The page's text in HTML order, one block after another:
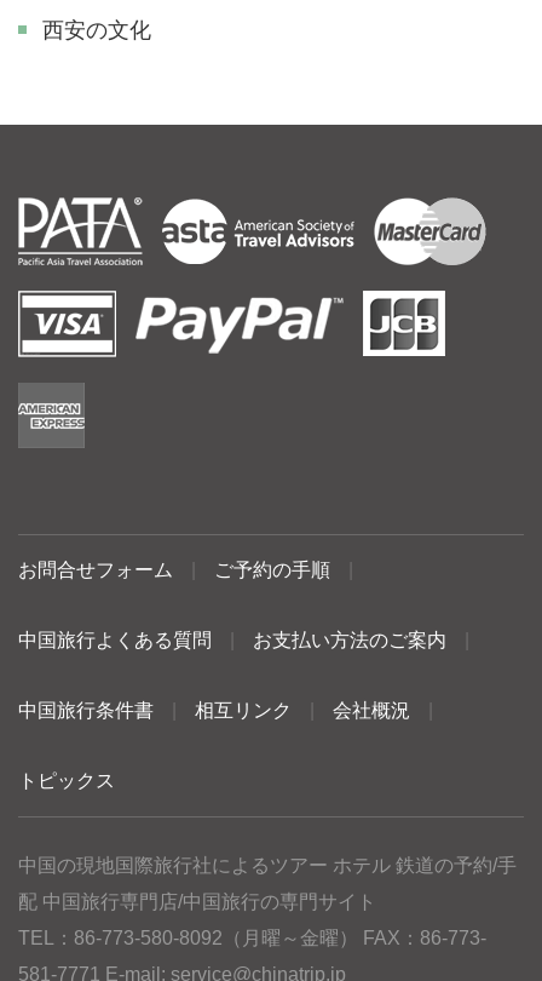
西安の文化
お問合せフォーム ご予約の手順
中国旅行よくある質問 お支払い方法のご案内
中国旅行条件書 相互リンク 会社概況
トピックス
中国の現地国際旅行社によるツアー ホテル 鉄道の予約/手
配 中国旅行専門店/中国旅行の専門サイト
TEL：86-773-580-8092（月曜～金曜） FAX：86-773-
581-7771 E-mail: service@chinatrip.jp